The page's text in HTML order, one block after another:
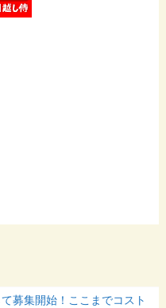
募集開始！ここまでコスト